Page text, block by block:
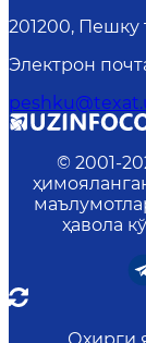
201200, Пешку
Электрон
© 2001-
ҳавола